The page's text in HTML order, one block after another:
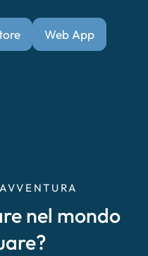
Web App
nel mondo